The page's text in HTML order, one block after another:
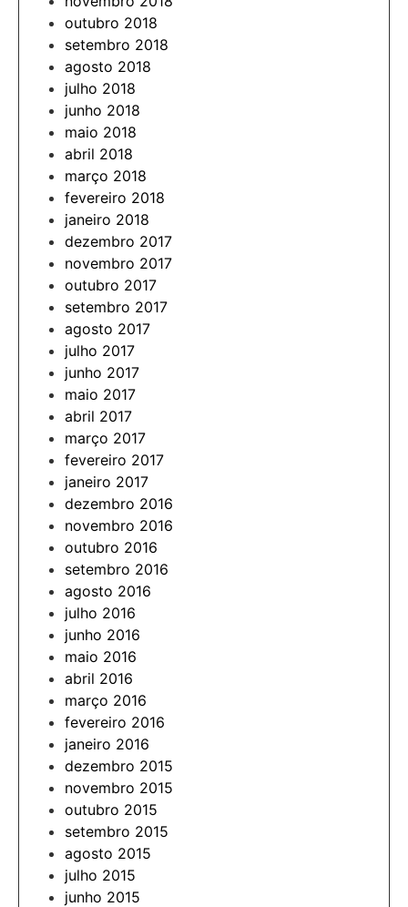
outubro 2018
setembro 2018
agosto 2018
julho 2018
junho 2018
maio 2018
abril 2018
março 2018
fevereiro 2018
janeiro 2018
dezembro 2017
novembro 2017
outubro 2017
setembro 2017
agosto 2017
julho 2017
junho 2017
maio 2017
abril 2017
março 2017
fevereiro 2017
janeiro 2017
dezembro 2016
novembro 2016
outubro 2016
setembro 2016
agosto 2016
julho 2016
junho 2016
maio 2016
abril 2016
março 2016
fevereiro 2016
janeiro 2016
dezembro 2015
novembro 2015
outubro 2015
setembro 2015
agosto 2015
julho 2015
junho 2015